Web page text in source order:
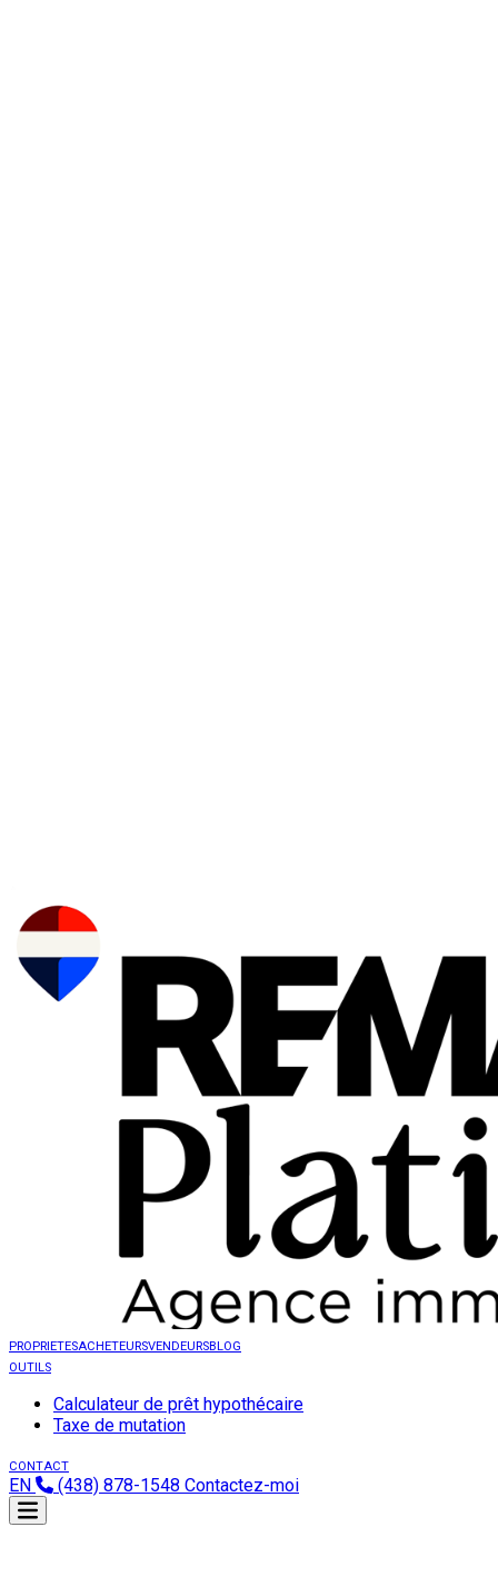
PROPRIETESACHETEURSVENDEURSBLOG
OUTILS
Calculateur de prêt hypothécaire
Taxe de mutation
CONTACT
EN (438) 878-1548 Contactez-moi